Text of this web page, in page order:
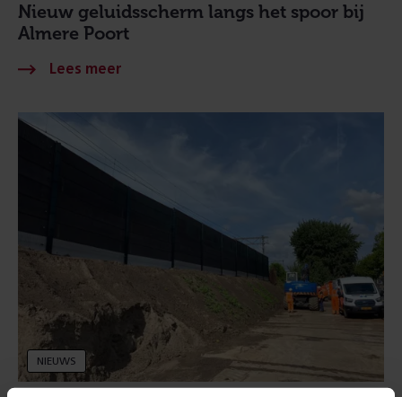
Nieuw geluidsscherm langs het spoor bij
Almere Poort
NIEUWS